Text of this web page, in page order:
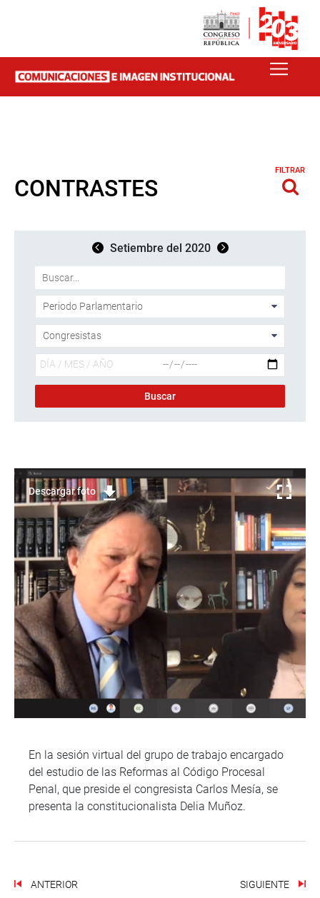
CONTRASTES
FILTRAR
Setiembre del 2020
Descargar foto
En la sesión virtual del grupo de trabajo encargado
del estudio de las Reformas al Código Procesal
Penal, que preside el congresista Carlos Mesía, se
presenta la constitucionalista Delia Muñoz.
ANTERIOR SIGUIENTE